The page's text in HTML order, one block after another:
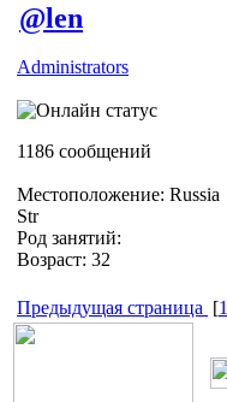
@len
Administrators
1186 сообщений
Местоположение: Russia
Str
Род занятий:
Возраст: 32
Предыдущая страница [1